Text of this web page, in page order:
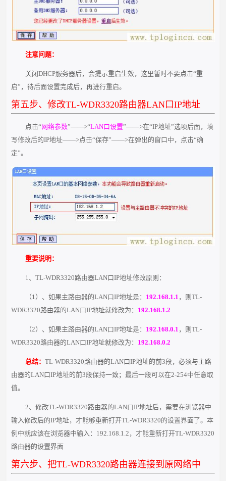
注意问题：
关闭DHCP服务器后，会提示重启生效，这里暂时不要点击“重
启”，待后面设置完成后，再进行重启。
第五步、修改TL-WDR3320路由器LAN口IP地址
点击“ 网络参数”——>“LAN口设置”——>在“IP地址”选项后面，填
写修改后的IP地址——>点击“保存”——>在弹出的窗口中，点击“确
定”。
重要说明：
1、TL-WDR3320路由器LAN口IP地址修改原则：
（1）、如果主路由器的LAN口IP地址是： 192.168.1.1 ，则TL-
WDR3320路由器的LAN口IP地址就修改为： 192.168.1.2
（2）、如果主路由器的LAN口IP地址是： 192.168.0.1 ，则TL-
WDR3320路由器的LAN口IP地址就修改为： 192.168.0.2
总结： TL-WDR3320路由器的LAN口IP地址的前3段，必须与主路
由器的LAN口IP地址的前3段保持一致；最后一段可以在2-254中任意取
值。
2、修改TL-WDR3320路由器的LAN口IP地址后，需要在浏览器中
输入修改后的IP地址，才能够重新打开TL-WDR3320的设置界面了。本
例中就应该在浏览器中输入：192.168.1.2，才能重新打开TL-WDR3320
路由器的设置界面
第六步、把TL-WDR3320路由器连接到原网络中